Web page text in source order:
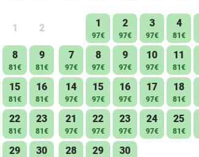
1 2
8
81€
9
81€
15
81€
16
81€
22
81€
23
81€
29 30
1
97€
2
97€
3
97€
4
81€
7
97€
8
97€
9
97€
10
97€
11
81€
14
97€
15
97€
16
97€
17
97€
18
81€
21
97€
22
97€
23
97€
24
97€
25
81€
28 29 30